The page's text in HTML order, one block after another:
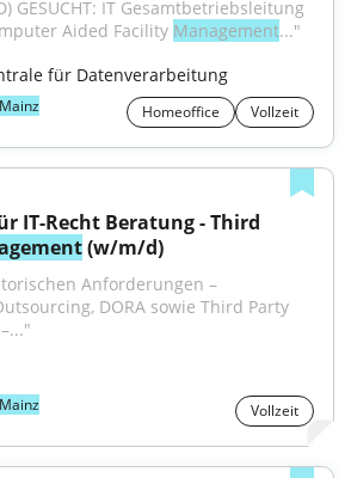
GESUCHT: IT Gesamtbetriebsleitung
Aided Facility Management..."
für Datenverarbeitung
Mainz Homeoffice Vollzeit
IT-Recht Beratung - Third
(w/m/d)
Anforderungen –
DORA sowie Third Party
–..."
Mainz Vollzeit